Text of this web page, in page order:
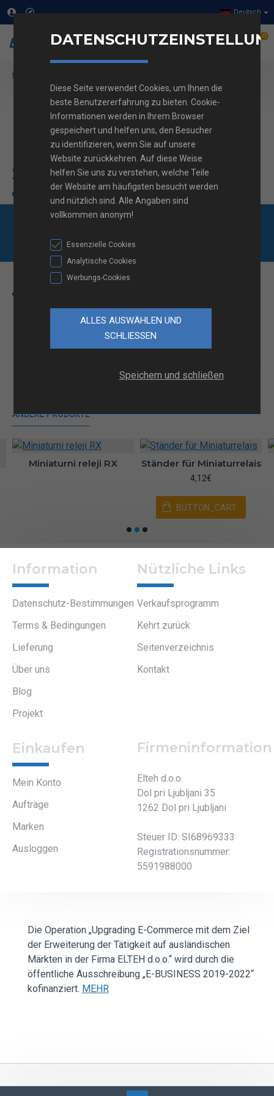
Deutsch
0
text_home
Hilfskontakte für Motorschütze
Hilfskontakte für
Motorschütze
Schneider Electric
Lieferung ab 100 €
01 562 82 40
ANDERE PRODUKTE
Miniaturni releji RX Ständer für Miniaturrelais
4,12€
BUTTON_CART
Information
Datenschutz-Bestimmungen
Terms & Bedingungen
Lieferung
Über uns
Blog
Projekt
Nützliche Links
Verkaufsprogramm
Kehrt zurück
Seitenverzeichnis
Kontakt
Einkaufen
Mein Konto
Aufträge
Marken
Ausloggen
Firmeninformation
Elteh d.o.o.
Dol pri Ljubljani 35
1262 Dol pri Ljubljani
Steuer ID: SI68969333
Registrationsnummer:
5591988000
Die Operation „Upgrading E-Commerce mit dem Ziel
der Erweiterung der Tätigkeit auf ausländischen
Märkten in der Firma ELTEH d.o.o.“ wird durch die
öffentliche Ausschreibung „E-BUSINESS 2019-2022“
kofinanziert. MEHR
Alle Rechte vorbehalten ©2022 - Elteh d.o.o.
Diese Seite verwendet Cookies, um Ihnen die
beste Benutzererfahrung zu bieten. Cookie-
Informationen werden in Ihrem Browser
gespeichert und helfen uns, den Besucher
zu identifizieren, wenn Sie auf unsere
Website zurückkehren. Auf diese Weise
helfen Sie uns zu verstehen, welche Teile
der Website am häufigsten besucht werden
und nützlich sind. Alle Angaben sind
vollkommen anonym!
Essenzielle Cookies
Analytische Cookies
Werbungs-Cookies
Speichern und schließen